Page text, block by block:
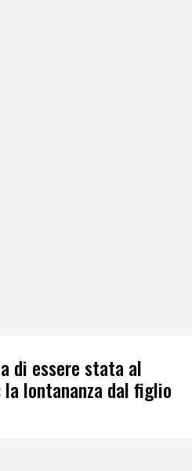
di essere stata al
lontananza dal figlio